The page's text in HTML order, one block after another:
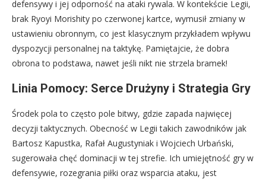
defensywy i jej odporność na ataki rywala. W kontekście Legii,
brak Ryoyi Morishity po czerwonej kartce, wymusił zmiany w
ustawieniu obronnym, co jest klasycznym przykładem wpływu
dyspozycji personalnej na taktykę. Pamiętajcie, że dobra
obrona to podstawa, nawet jeśli nikt nie strzela bramek!
Linia Pomocy: Serce Drużyny i Strategia Gry
Środek pola to często pole bitwy, gdzie zapada najwięcej
decyzji taktycznych. Obecność w Legii takich zawodników jak
Bartosz Kapustka, Rafał Augustyniak i Wojciech Urbański,
sugerowała chęć dominacji w tej strefie. Ich umiejętność gry w
defensywie, rozegrania piłki oraz wsparcia ataku, jest